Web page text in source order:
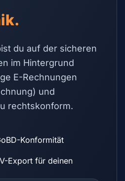
du auf der sicheren
im Hintergrund
E-Rechnungen
und
rechtskonform.
Konformität
Export für deinen